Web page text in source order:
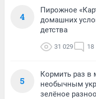
4
Пирожное
домашних
детства
31 029 18
5
Кормить раз
необычным
зелёное